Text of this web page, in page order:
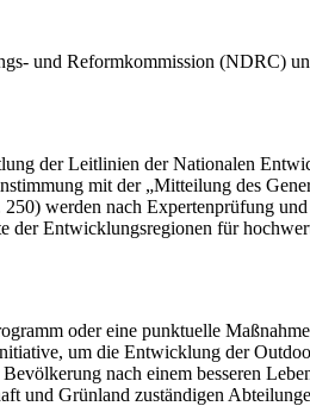
und Reformkommission (NDRC)
der Leitlinien der Nationalen
mit der „Mitteilung des
werden nach Expertenprüfung
Entwicklungsregionen für
oder eine punktuelle
um die Entwicklung der
nach einem besseren
und Grünland zuständigen